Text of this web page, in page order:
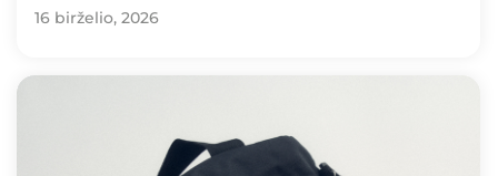
16 birželio, 2026